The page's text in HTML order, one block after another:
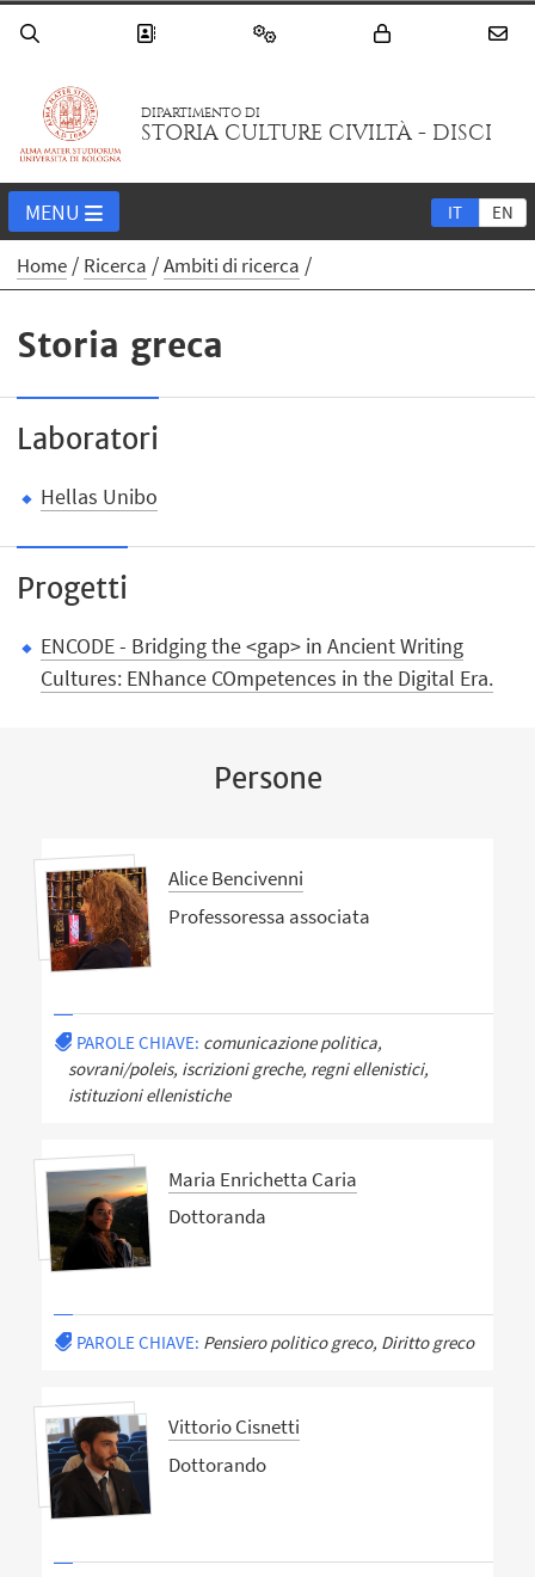
DIPARTIMENTO DI
STORIA CULTURE CIVILTÀ - DISCI
IT EN
MENU
Home Ricerca Ambiti di ricerca
Storia greca
Laboratori
Hellas Unibo
Progetti
ENCODE - Bridging the <gap> in Ancient Writing
Cultures: ENhance COmpetences in the Digital Era.
Persone
Alice Bencivenni
Professoressa associata
PAROLE CHIAVE: comunicazione politica,
sovrani/poleis, iscrizioni greche, regni ellenistici,
istituzioni ellenistiche
Maria Enrichetta Caria
Dottoranda
PAROLE CHIAVE: Pensiero politico greco, Diritto greco
Vittorio Cisnetti
Dottorando